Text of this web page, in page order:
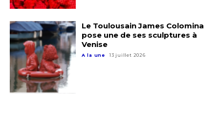
Adresse email*
Nom
Prénom
Adresse email*
Le Toulousain James Colomina
pose une de ses sculptures à
Venise
A la une 13 juillet 2026